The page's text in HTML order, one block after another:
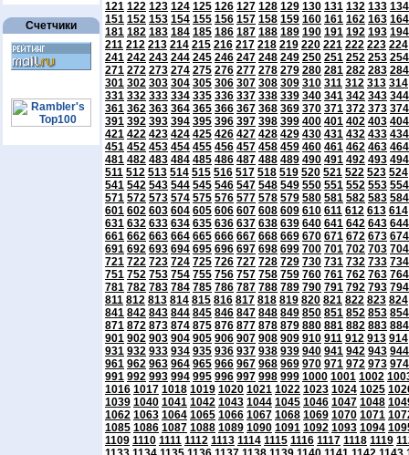
Счетчики
121 122 123 124 125 126 127 128 129 130 131 132 133 134
151 152 153 154 155 156 157 158 159 160 161 162 163 164
181 182 183 184 185 186 187 188 189 190 191 192 193 194
211 212 213 214 215 216 217 218 219 220 221 222 223 224
241 242 243 244 245 246 247 248 249 250 251 252 253 254
271 272 273 274 275 276 277 278 279 280 281 282 283 284
301 302 303 304 305 306 307 308 309 310 311 312 313 314
331 332 333 334 335 336 337 338 339 340 341 342 343 344
361 362 363 364 365 366 367 368 369 370 371 372 373 374
391 392 393 394 395 396 397 398 399 400 401 402 403 404
421 422 423 424 425 426 427 428 429 430 431 432 433 434
451 452 453 454 455 456 457 458 459 460 461 462 463 464
481 482 483 484 485 486 487 488 489 490 491 492 493 494
511 512 513 514 515 516 517 518 519 520 521 522 523 524
541 542 543 544 545 546 547 548 549 550 551 552 553 554
571 572 573 574 575 576 577 578 579 580 581 582 583 584
601 602 603 604 605 606 607 608 609 610 611 612 613 614
631 632 633 634 635 636 637 638 639 640 641 642 643 644
661 662 663 664 665 666 667 668 669 670 671 672 673 674
691 692 693 694 695 696 697 698 699 700 701 702 703 704
721 722 723 724 725 726 727 728 729 730 731 732 733 734
751 752 753 754 755 756 757 758 759 760 761 762 763 764
781 782 783 784 785 786 787 788 789 790 791 792 793 794
811 812 813 814 815 816 817 818 819 820 821 822 823 824
841 842 843 844 845 846 847 848 849 850 851 852 853 854
871 872 873 874 875 876 877 878 879 880 881 882 883 884
901 902 903 904 905 906 907 908 909 910 911 912 913 914
931 932 933 934 935 936 937 938 939 940 941 942 943 944
961 962 963 964 965 966 967 968 969 970 971 972 973 974
991 992 993 994 995 996 997 998 999 1000 1001 1002
1016 1017 1018 1019 1020 1021 1022 1023 1024 1025
1039 1040 1041 1042 1043 1044 1045 1046 1047 1048
1062 1063 1064 1065 1066 1067 1068 1069 1070 1071
1085 1086 1087 1088 1089 1090 1091 1092 1093 1094
1109 1110 1111 1112 1113 1114 1115 1116 1117 1118 1119